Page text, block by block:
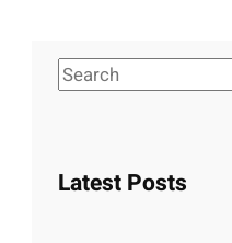
S
e
c
Latest Posts